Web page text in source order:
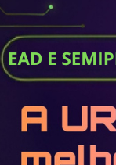
Financiamentos
Saiba como
URCAMP